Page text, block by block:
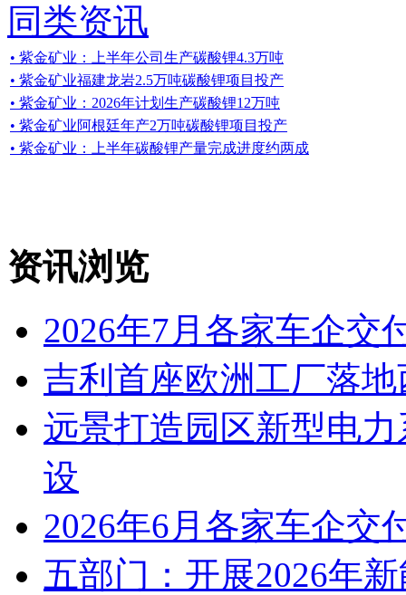
同类资讯
• 紫金矿业：上半年公司生产碳酸锂4.3万吨
• 紫金矿业福建龙岩2.5万吨碳酸锂项目投产
• 紫金矿业：2026年计划生产碳酸锂12万吨
• 紫金矿业阿根廷年产2万吨碳酸锂项目投产
• 紫金矿业：上半年碳酸锂产量完成进度约两成
资讯浏览
2026年7月各家车企交
吉利首座欧洲工厂落
远景打造园区新型电
设
2026年6月各家车企交
五部门：开展2026年